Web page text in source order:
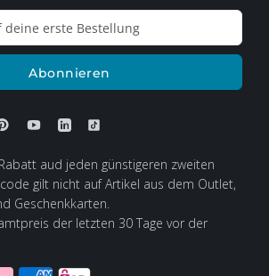
Abonnieren
aud jeden günstigeren zweiten
gilt nicht auf Artikel aus dem Outlet,
Geschenkkarten.
der letzten 30 Tage vor der